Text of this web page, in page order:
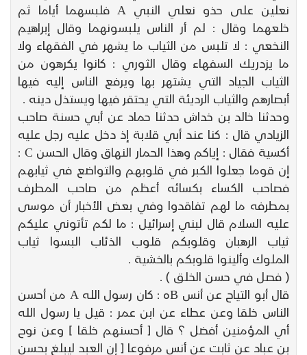
نعلين على حذو نعلي النبي A فلبسهما أياما ثم
خلعهما وقال : لم أر الناس يلبسونهما وقال إبراهيم
النخعي : لا تلبس من الثياب ما يشهر في الفقهاء ولا
ما يزدريك السفهاء وقال الثوري : كانوا يكرهون من
الثياب الجياد التي يشتهر بها ويرفع الناس إليه فيها
أبصارهم والثياب الرديئة التي يحتقر فيها ويستذل دينه .
وحدثنا خالد بن خداش حدثنا حماد عن أبي حسنة صاحب
الزيادي قال : كنا عند أبي قلابة إذ دخل عليه رجل عليه
أكسية فقال : إياكم وهذا الحمار النهاق وقال الحسن C :
إن قوما جعلوا الكبر في قلوبهم والتواضع في ثيابهم
فصاحب الكساء بكسائه أعظم من صاحب المطرف
بمطرفه ما لهم تفاقدوا وفي بعض الأخبار أن موسى
عليه السلام قال لبني إسرائيل : ما لكم تأتوني عليكم
ثياب الرهبان وقلوبكم قلوب الذئاب البسوا ثياب
الملوك وألينوا قلوبكم بالخشية .
( فصل في حسن الخلق ) .
قال أبو التياح عن أنس Bه : كان رسول الله A من أحسن
الناس خلقا وعن عطاء عن ابن عمر : قيل يا رسول الله
أي المؤمنين أفضل ؟ قال [ أحسنهم خلقا ] وعن نوح
بن عباد عن ثابت عن أنس مرفوعا [ إن العبد ليبلغ بحسن